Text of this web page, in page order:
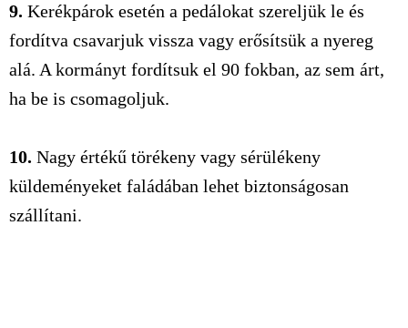
9. Kerékpárok esetén a pedálokat szereljük le és
fordítva csavarjuk vissza vagy erősítsük a nyereg
alá. A kormányt fordítsuk el 90 fokban, az sem árt,
ha be is csomagoljuk.
10. Nagy értékű törékeny vagy sérülékeny
küldeményeket faládában lehet biztonságosan
szállítani.